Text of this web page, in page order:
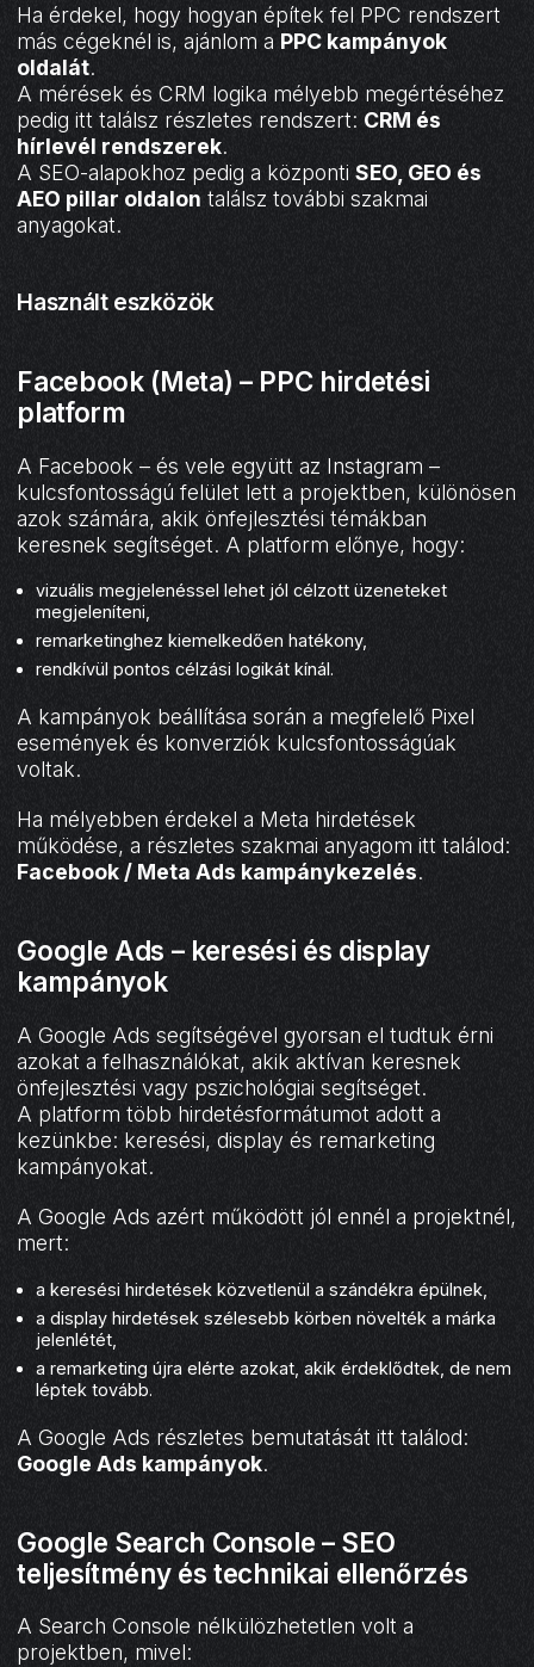
Ha érdekel, hogy hogyan építek fel PPC rendszert
más cégeknél is, ajánlom a PPC kampányok
oldalát.
A mérések és CRM logika mélyebb megértéséhez
pedig itt találsz részletes rendszert: CRM és
hírlevél rendszerek.
A SEO-alapokhoz pedig a központiSEO, GEO és
AEO pillar oldalon találsz további szakmai
anyagokat.
Használt eszközök
Facebook (Meta) – PPC hirdetési
platform
A Facebook – és vele együtt az Instagram –
kulcsfontosságú felület lett a projektben, különösen
azok számára, akik önfejlesztési témákban
keresnek segítséget. A platform előnye, hogy:
vizuális megjelenéssel lehet jól célzott üzeneteket
megjeleníteni,
remarketinghez kiemelkedően hatékony,
rendkívül pontos célzási logikát kínál.
A kampányok beállítása során a megfelelő Pixel
események és konverziók kulcsfontosságúak
voltak.
Ha mélyebben érdekel a Meta hirdetések
működése, a részletes szakmai anyagom itt találod:
Facebook / Meta Ads kampánykezelés.
Google Ads – keresési és display
kampányok
A Google Ads segítségével gyorsan el tudtuk érni
azokat a felhasználókat, akik aktívan keresnek
önfejlesztési vagy pszichológiai segítséget.
A platform több hirdetésformátumot adott a
kezünkbe: keresési, display és remarketing
kampányokat.
A Google Ads azért működött jól ennél a projektnél,
mert:
a keresési hirdetések közvetlenül a szándékra épülnek,
a display hirdetések szélesebb körben növelték a márka
jelenlétét,
a remarketing újra elérte azokat, akik érdeklődtek, de nem
léptek tovább.
A Google Ads részletes bemutatását itt találod:
Google Ads kampányok.
Google Search Console – SEO
teljesítmény és technikai ellenőrzés
A Search Console nélkülözhetetlen volt a
projektben, mivel: